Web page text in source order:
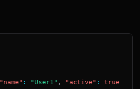
"name" : "User1" , "active" :
true